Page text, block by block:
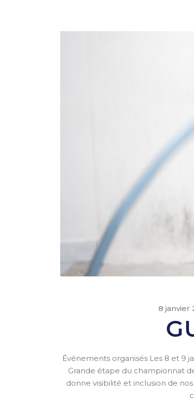
8 janvier
Événements organisés Les 8 et 9
Grande étape du championnat
donne visibilité et inclusion de